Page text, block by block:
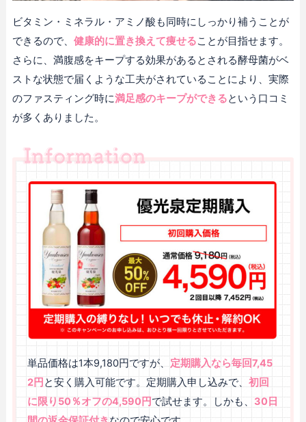
ビタミン・ミネラル・アミノ酸も同時にしっかり補うことが
できるので、 健康的に置き換えて痩せることが目指せます。
さらに、満腹感をキープする効果があるとされる酵母菌がベ
ストな状態で届くような工夫がされていることにより、実際
のファスティング時に満足感のキープができるという口コミ
が多くありました。
単品価格は1本9,180円ですが、 定期購入なら毎回7,45
2円 と安く購入可能です。定期購入申し込みで、初回
に限り50％オフの4,590円 で試せます。しかも、 30日